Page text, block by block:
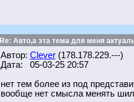
Re: Авто,а эта тема для меня
Автор: Clever(178.178.229.---)
Дата: 05-03-25 20:57
нет тем более из под
вообще нет смысла менять